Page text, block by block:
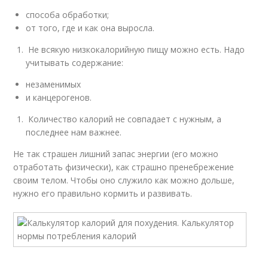
способа обработки;
от того, где и как она выросла.
Не всякую низкокалорийную пищу можно есть. Надо
учитывать содержание:
незаменимых
и канцерогенов.
Количество калорий не совпадает с нужным, а
последнее нам важнее.
Не так страшен лишний запас энергии (его можно
отработать физически), как страшно пренебрежение
своим телом. Чтобы оно служило как можно дольше,
нужно его правильно кормить и развивать.